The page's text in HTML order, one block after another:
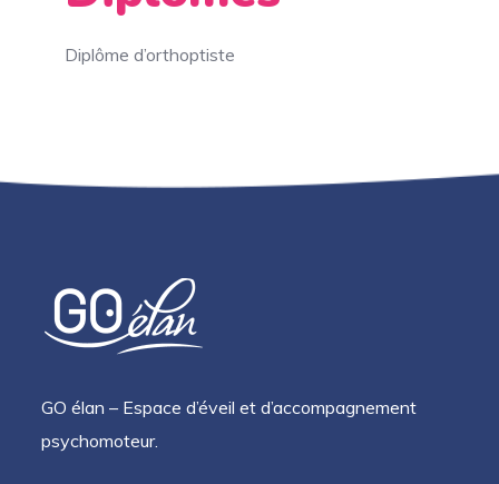
Diplôme d’orthoptiste
GO élan – Espace d’éveil et d’accompagnement
psychomoteur.